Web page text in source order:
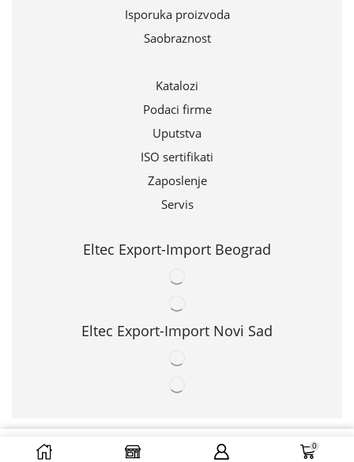
Isporuka proizvoda
Saobraznost
Katalozi
Podaci firme
Uputstva
ISO sertifikati
Zaposlenje
Servis
Eltec Export-Import Beograd
Eltec Export-Import Novi Sad
DODAJ U ZAHTEV
0